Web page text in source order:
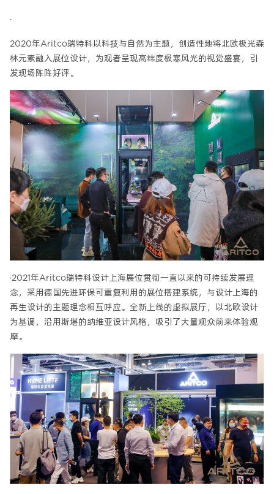
·
2020年Aritco瑞特科以科技与自然为主题，创造性地将北欧极光森
林元素融入展位设计，为观者呈现高纬度极寒风光的视觉盛宴，引
发现场阵阵好评。
·2021年Aritco瑞特科设计上海展位贯彻一直以来的可持续发展理
念，采用德国先进环保可重复利用的展位搭建系统，与设计上海的
再生设计的主题理念相互呼应。全新上线的虚拟展厅，以北欧设计
为基调，沿用斯堪的纳维亚设计风格，吸引了大量观众前来体验观
摩。